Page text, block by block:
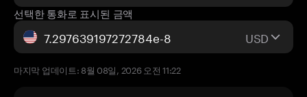
선택한 통화로 표시된 금액
USD
마지막 업데이트: 8월 08일, 2026 오전 11:22